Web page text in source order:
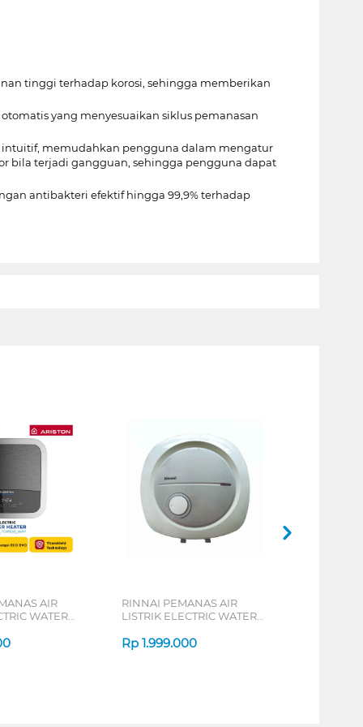
tinggi terhadap korosi, sehingga memberikan
yang menyesuaikan siklus pemanasan
intuitif, memudahkan pengguna dalam mengatur
bila terjadi gangguan, sehingga pengguna dapat
antibakteri efektif hingga 99,9% terhadap
AIR
WATER
RINNAI PEMANAS AIR
LISTRIK ELECTRIC WATER
Rp 1.999.000